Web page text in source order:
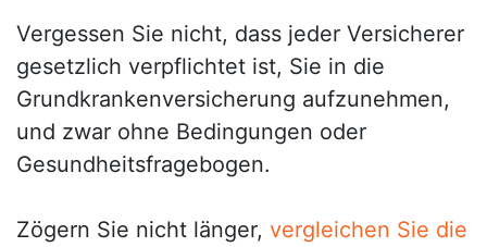
Vergessen Sie nicht, dass jeder Versicherer
gesetzlich verpflichtet ist, Sie in die
Grundkrankenversicherung aufzunehmen,
und zwar ohne Bedingungen oder
Gesundheitsfragebogen.
Zögern Sie nicht länger, vergleichen Sie die